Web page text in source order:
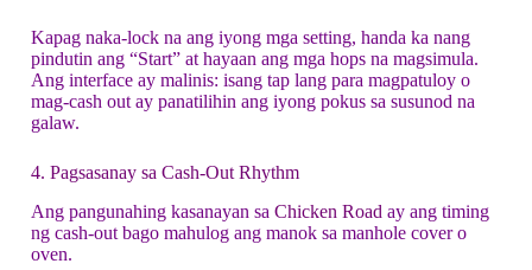
Kapag naka-lock na ang iyong mga setting, handa ka nang
pindutin ang “Start” at hayaan ang mga hops na magsimula.
Ang interface ay malinis: isang tap lang para magpatuloy o
mag-cash out ay panatilihin ang iyong pokus sa susunod na
galaw.
4. Pagsasanay sa Cash‑Out Rhythm
Ang pangunahing kasanayan sa Chicken Road ay ang timing
ng cash‑out bago mahulog ang manok sa manhole cover o
oven.